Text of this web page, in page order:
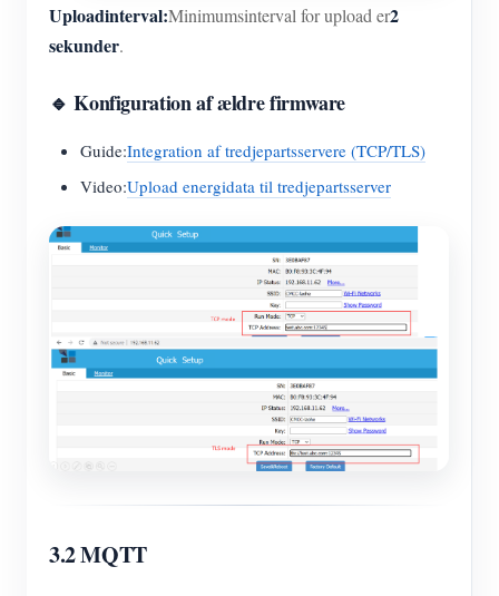
Uploadinterval:Minimumsinterval for upload er2
sekunder.
🔹 Konfiguration af ældre firmware
Guide:Integration af tredjepartsservere (TCP/TLS)
Video:Upload energidata til tredjepartsserver
3.2 MQTT